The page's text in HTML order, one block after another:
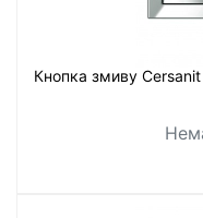
Кнопка змиву